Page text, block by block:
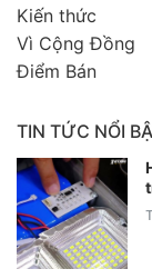
Kiến thức
Vì Cộng Đồng
Điểm Bán
TIN TỨC NỔI